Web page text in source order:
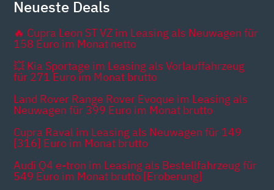
Neueste Deals
🔥 Cupra Leon ST VZ im Leasing als Neuwagen für
158 Euro im Monat netto
💥 Kia Sportage im Leasing als Vorlauffahrzeug
für 271 Euro im Monat brutto
Land Rover Range Rover Evoque im Leasing als
Neuwagen für 399 Euro im Monat brutto
Cupra Raval im Leasing als Neuwagen für 149
[316] Euro im Monat brutto
Audi Q4 e-tron im Leasing als Bestellfahrzeug für
549 Euro im Monat brutto [Eroberung]